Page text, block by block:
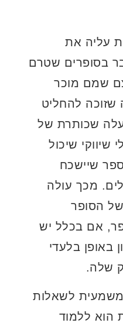
עליה את
בסופרים שטרם
שמם מוכר
שזוכה להחליט
שכותרת של
שיווקי שיכול
שיישכח
מכך עולה
הסופר
אם בכלל יש
באופן בלעדי
שלה.
לשאלות
הוא ללמוד